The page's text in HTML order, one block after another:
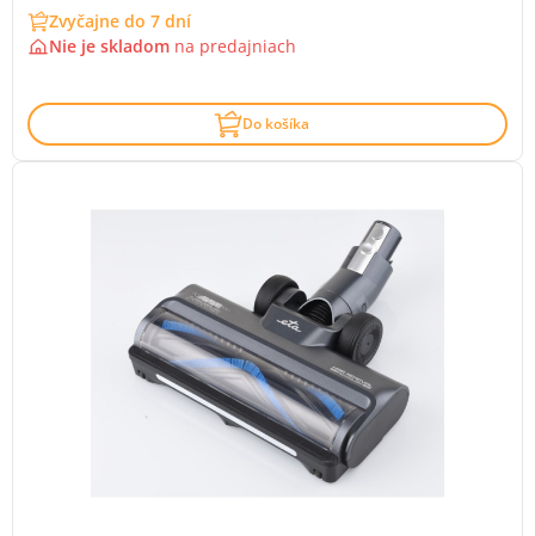
Zvyčajne do 7 dní
Nie je skladom na predajniach
Do košíka